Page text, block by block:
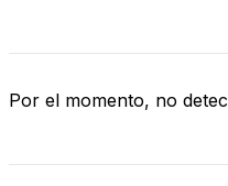
Por el momento, no